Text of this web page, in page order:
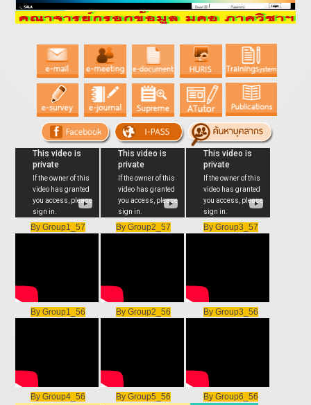
By Group1_57 By Group2_57 By Group3_57
By Group1_56 By Group2_56 By Group3_56
By Group4_56 By Group5_56 By Group6_56